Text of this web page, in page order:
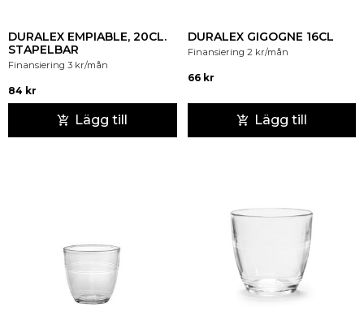
DURALEX EMPIABLE, 20CL.
STAPELBAR
Finansiering 3 kr/mån
84 kr
Lägg till
DURALEX GIGOGNE 16CL
Finansiering 2 kr/mån
66 kr
Lägg till